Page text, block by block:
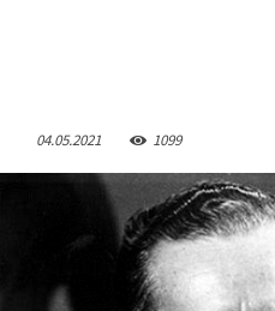
04.05.2021 1099